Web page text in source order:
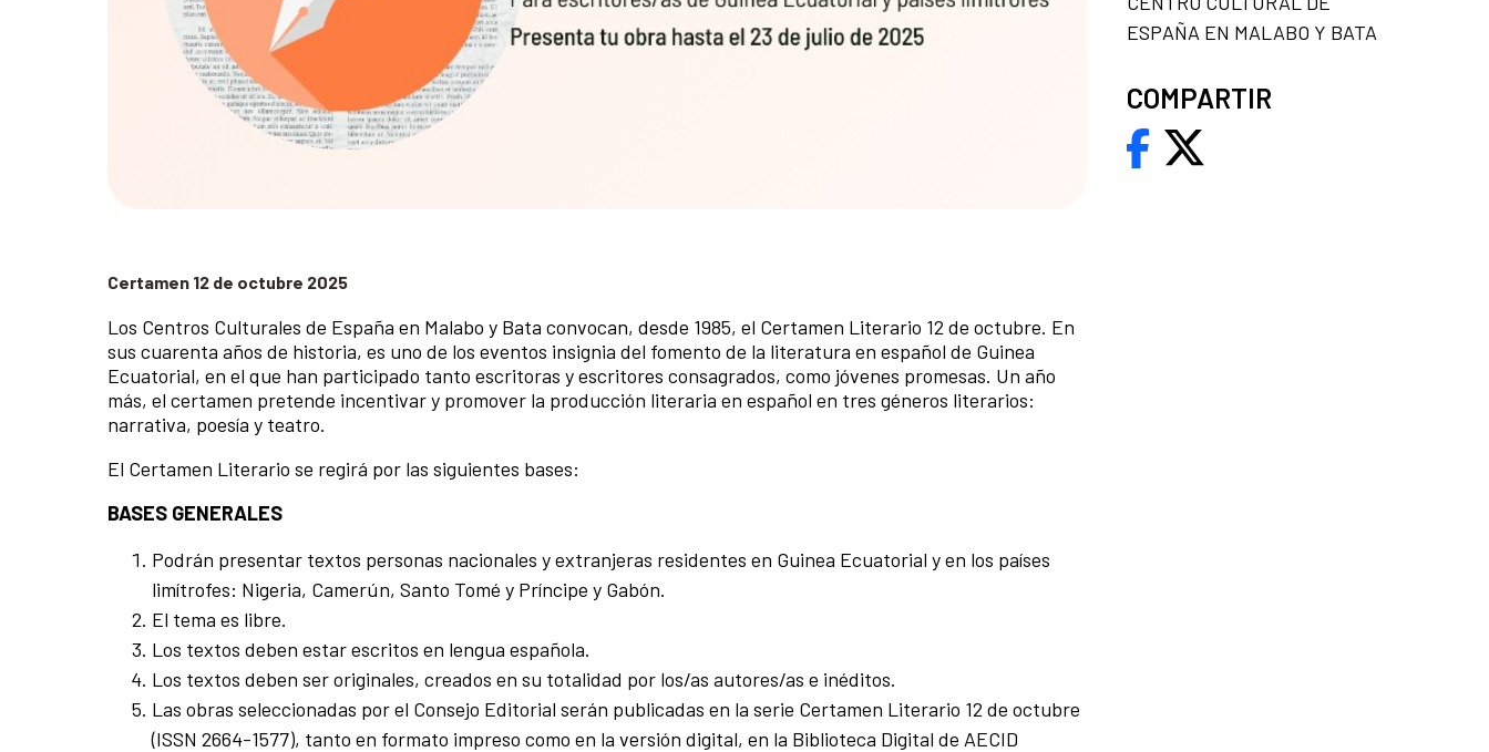
Certamen 12 de octubre 2025
Los Centros Culturales de España en Malabo y Bata convocan, desde 1985, el Certamen Literario 12 de octubre. En
sus cuarenta años de historia, es uno de los eventos insignia del fomento de la literatura en español de Guinea
Ecuatorial, en el que han participado tanto escritoras y escritores consagrados, como jóvenes promesas. Un año
más, el certamen pretende incentivar y promover la producción literaria en español en tres géneros literarios:
narrativa, poesía y teatro.
El Certamen Literario se regirá por las siguientes bases:
BASES GENERALES
Podrán presentar textos personas nacionales y extranjeras residentes en Guinea Ecuatorial y en los países
limítrofes: Nigeria, Camerún, Santo Tomé y Príncipe y Gabón.
El tema es libre.
Los textos deben estar escritos en lengua española.
Los textos deben ser originales, creados en su totalidad por los/as autores/as e inéditos.
Las obras seleccionadas por el Consejo Editorial serán publicadas en la serie Certamen Literario 12 de octubre
(ISSN 2664-1577), tanto en formato impreso como en la versión digital, en la Biblioteca Digital de AECID
ESPAÑA EN MALABO Y BATA
COMPARTIR